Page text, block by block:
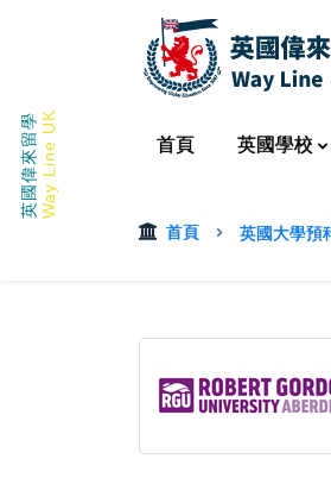
首頁 英國學校
英國偉來留學Way Line UK
首頁 英國大學預